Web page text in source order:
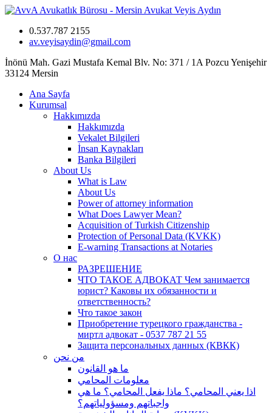
0.537.787 2155
av.veyisaydin@gmail.com
İnönü Mah. Gazi Mustafa Kemal Blv. No: 371 / 1A Pozcu Yenişehir
33124 Mersin
Ana Sayfa
Kurumsal
Hakkımızda
Hakkımızda
Vekalet Bilgileri
İnsan Kaynakları
Banka Bilgileri
About Us
What is Law
About Us
Power of attorney information
What Does Lawyer Mean?
Acquisition of Turkish Citizenship
Protection of Personal Data (KVKK)
E-warning Transactions at Notaries
О нас
РАЗРЕШЕНИЕ
ЧТО ТАКОЕ АДВОКАТ Чем занимается
юрист? Каковы их обязанности и
ответственность?
Что такое закон
Приобретение турецкого гражданства -
миртл адвокат - 0537 787 21 55
Защита персональных данных (КВКК)
من نحن
ما هو القانون
معلومات المحامي
اذا يعني المحامي؟ ماذا يفعل المحامي؟ ما هي
واجباتهم ومسؤولياتهم؟